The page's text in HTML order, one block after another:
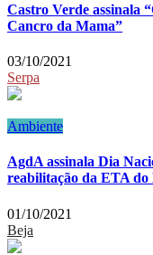
Castro Verde assinala
Cancro da Mama”
03/10/2021
Serpa
Ambiente
AgdA assinala Dia
reabilitação da ETA do
01/10/2021
Beja